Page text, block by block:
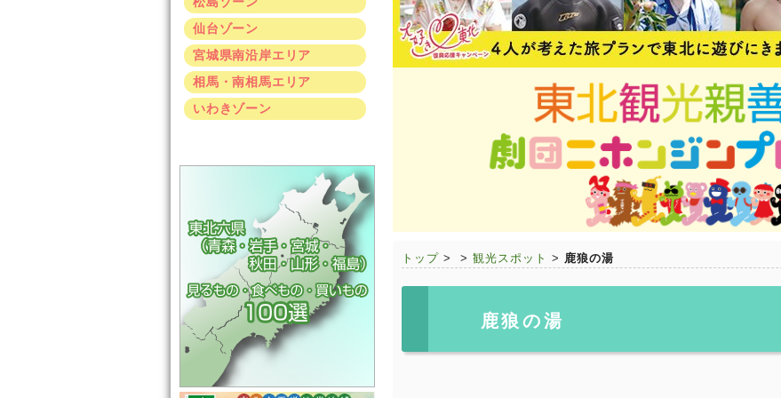
仙台ゾーン
宮城県南沿岸エリア
相馬・南相馬エリア
いわきゾーン
トップ > > 観光スポット > 鹿狼の湯
鹿狼の湯